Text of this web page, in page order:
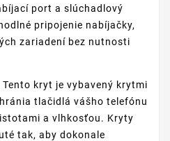
port a slúchadlový
pripojenie nabíjačky,
zariadení bez nutnosti
Tento kryt je vybavený krytmi
tlačidlá vášho telefónu
a vlhkosťou. Kryty
tak, aby dokonale